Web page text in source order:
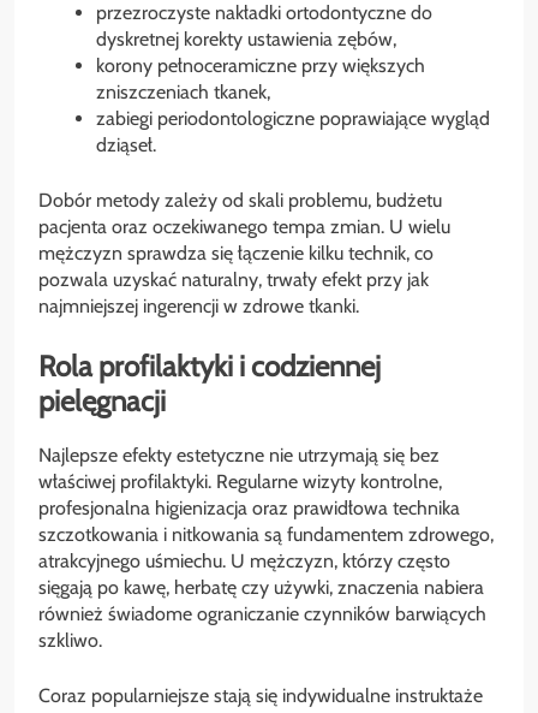
przezroczyste nakładki ortodontyczne do
dyskretnej korekty ustawienia zębów,
korony pełnoceramiczne przy większych
zniszczeniach tkanek,
zabiegi periodontologiczne poprawiające wygląd
dziąseł.
Dobór metody zależy od skali problemu, budżetu
pacjenta oraz oczekiwanego tempa zmian. U wielu
mężczyzn sprawdza się łączenie kilku technik, co
pozwala uzyskać naturalny, trwały efekt przy jak
najmniejszej ingerencji w zdrowe tkanki.
Rola profilaktyki i codziennej
pielęgnacji
Najlepsze efekty estetyczne nie utrzymają się bez
właściwej profilaktyki. Regularne wizyty kontrolne,
profesjonalna higienizacja oraz prawidłowa technika
szczotkowania i nitkowania są fundamentem zdrowego,
atrakcyjnego uśmiechu. U mężczyzn, którzy często
sięgają po kawę, herbatę czy używki, znaczenia nabiera
również świadome ograniczanie czynników barwiących
szkliwo.
Coraz popularniejsze stają się indywidualne instruktaże